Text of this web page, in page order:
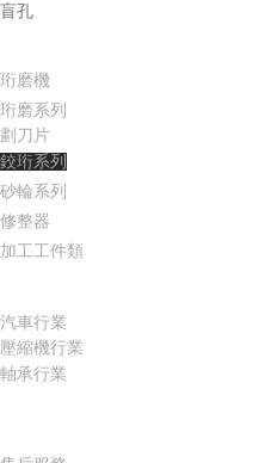
盲孔
珩磨機
珩磨系列
劃刀片
鉸珩系列
砂輪系列
修整器
加工工件類
汽車行業
壓縮機行業
軸承行業